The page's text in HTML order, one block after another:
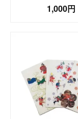
1,000円